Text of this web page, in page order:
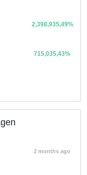
2,398,935,49%
715,035,43%
2 months ago